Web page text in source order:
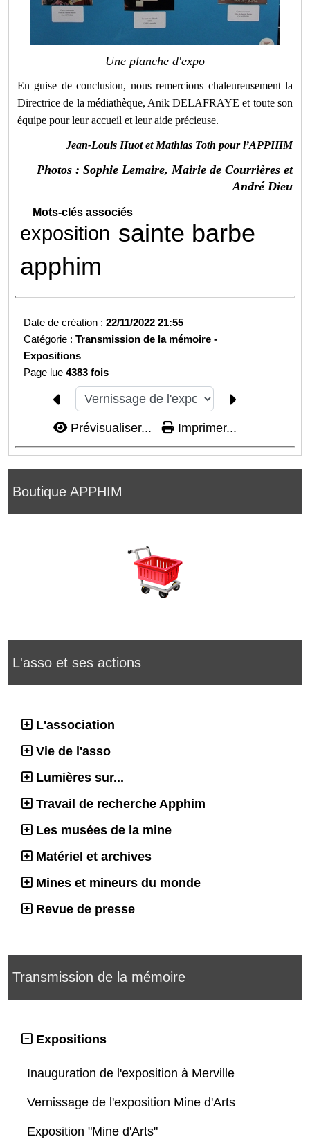
Boutique APPHIM
L'asso et ses actions
L'association
Vie de l'asso
Lumières sur...
Travail de recherche Apphim
Les musées de la mine
Matériel et archives
Mines et mineurs du monde
Revue de presse
Transmission de la mémoire
Expositions
Inauguration de l'exposition à Merville
Vernissage de l'exposition Mine d'Arts
Exposition "Mine d'Arts"
Une planche d'expo
En guise de conclusion, nous remercions chaleureusement la
Directrice de la médiathèque, Anik DELAFRAYE et toute son
équipe pour leur accueil et leur aide précieuse.
Jean-Louis Huot et Mathias Toth pour l’APPHIM
Photos : Sophie Lemaire, Mairie de Courrières et
André Dieu
Mots-clés associés
exposition sainte barbe
apphim
Date de création :22/11/2022 21:55
Catégorie :Transmission de la mémoire -
Expositions
Page lue4383 fois
Prévisualiser... Imprimer...